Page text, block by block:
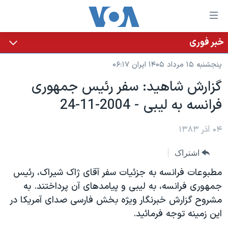
لینکهای
قابل
دسترسی
جهش
محتوای
اصلی
جهش
به
اصلی
جهش
به
جستجو
خانه
نسخه سبک وب‌سایت
موضوع ها
ایران
آمریکا
گزیده‌ها
ویژه برنامه‌ها
ویدیوها
برنامه های تلویزیونی
جدول برنامه ها
صفحه‌های ویژه
عملیات خشم حماسی
۲۵۰سالگی آمریکا
بایگانی برنامه‌های تلویزیونی
پخش رادیویی
یادگیری زبان انگلیسی
خبر فوری
پنجشنبه ۱۵ مرداد ۱۴۰۵ ایران ۰۶:۱۷
گزارش شاهيد: سفر رئيس جمهوری
فرانسه به ليبی - 2004-11-24
۰۴ آذر ۱۳۸۳
اشتراک
مطبوعات فرانسه به جزئيات سفر آقای ژاک شيراک، رئيس
جمهوری فرانسه، به ليبی و پيامدهای آن پرداختند. به
مشروح گزارش خبرنگار ويژه بخش فارسی صدای آمريکا در
اين زمينه توجه فرمائيد.